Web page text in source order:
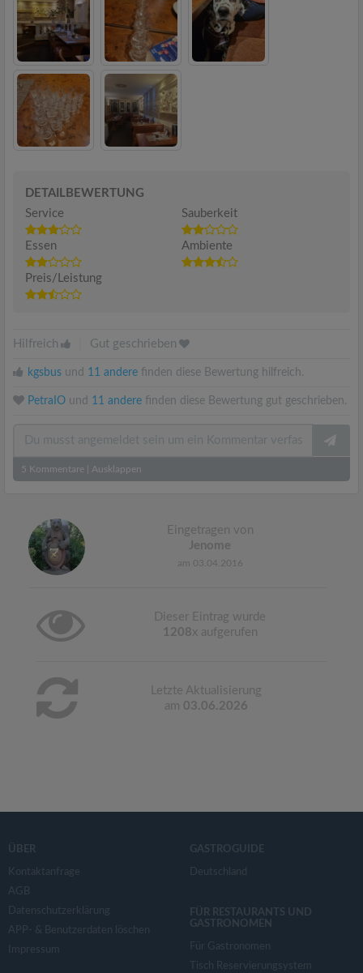
DETAILBEWERTUNG
Service
Sauberkeit
Essen Ambiente
Preis/Leistung
Hilfreich Gut geschrieben
kgsbus und 11 andere finden diese Bewertung hilfreich.
PetraIO und 11 andere finden diese Bewertung gut geschrieben.
5 Kommentare Ausklappen
Eingetragen von
Jenome
am 03.04.2016
Dieser Eintrag wurde
1208x aufgerufen
Letzte Aktualisierung
am 03.06.2026
ÜBER
Kontaktanfrage
AGB
Datenschutzerklärung
APP- & Benutzerdaten löschen
Impressum
GASTROGUIDE
Deutschland
FÜR RESTAURANTS UND
GASTRONOMEN
Für Gastronomen
Tisch Reservierungsystem